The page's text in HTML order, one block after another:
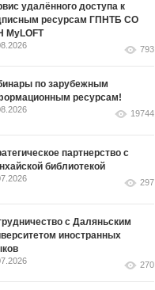
удалённого доступа к
ресурсам ГПНТБ СО
MyLOFT
793
по зарубежным
ресурсам!
19744
партнерство с
библиотекой
297
с Даляньским
иностранных
270